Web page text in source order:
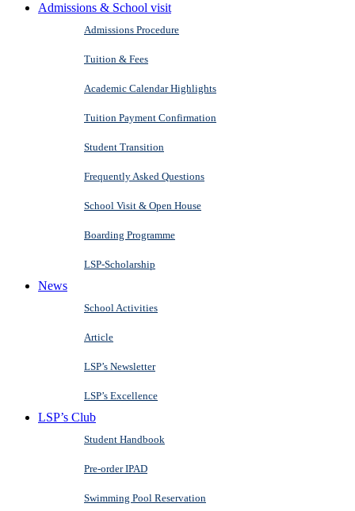
Admissions & School visit
Admissions Procedure
Tuition & Fees
Academic Calendar Highlights
Tuition Payment Confirmation
Student Transition
Frequently Asked Questions
School Visit & Open House
Boarding Programme
LSP-Scholarship
News
School Activities
Article
LSP’s Newsletter
LSP’s Excellence
LSP’s Club
Student Handbook
Pre-order IPAD
Swimming Pool Reservation